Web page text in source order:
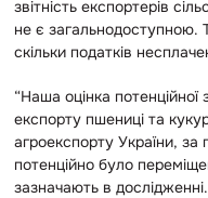
звітність експортерів
не є загальнодоступною.
скільки податків
“Наша оцінка
експорту пшениці та
агроекспорту України, за
потенційно було
зазначають в дослідженні.